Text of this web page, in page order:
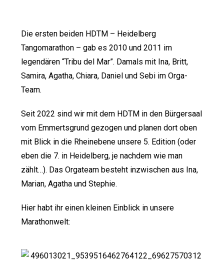
Die ersten beiden HDTM – Heidelberg
Tangomarathon – gab es 2010 und 2011 im
legendären “Tribu del Mar”. Damals mit Ina, Britt,
Samira, Agatha, Chiara, Daniel und Sebi im Orga-
Team.
Seit 2022 sind wir mit dem HDTM in den Bürgersaal
vom Emmertsgrund gezogen und planen dort oben
mit Blick in die Rheinebene unsere 5. Edition (oder
eben die 7. in Heidelberg, je nachdem wie man
zählt…). Das Orgateam besteht inzwischen aus Ina,
Marian, Agatha und Stephie.
Hier habt ihr einen kleinen Einblick in unsere
Marathonwelt: